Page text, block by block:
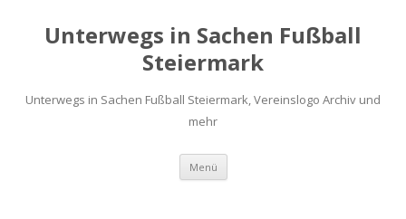
Unterwegs in Sachen Fußball
Steiermark
Unterwegs in Sachen Fußball Steiermark, Vereinslogo Archiv und
mehr
Menü Zum
springen